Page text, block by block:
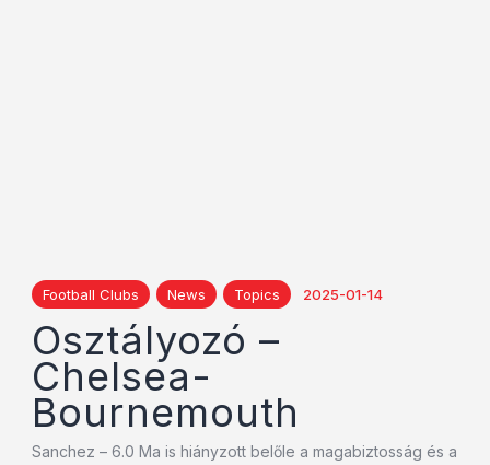
Football Clubs News Topics 2025-01-14
Osztályozó –
Chelsea-
Bournemouth
Sanchez – 6.0 Ma is hiányzott belőle a magabiztosság és a